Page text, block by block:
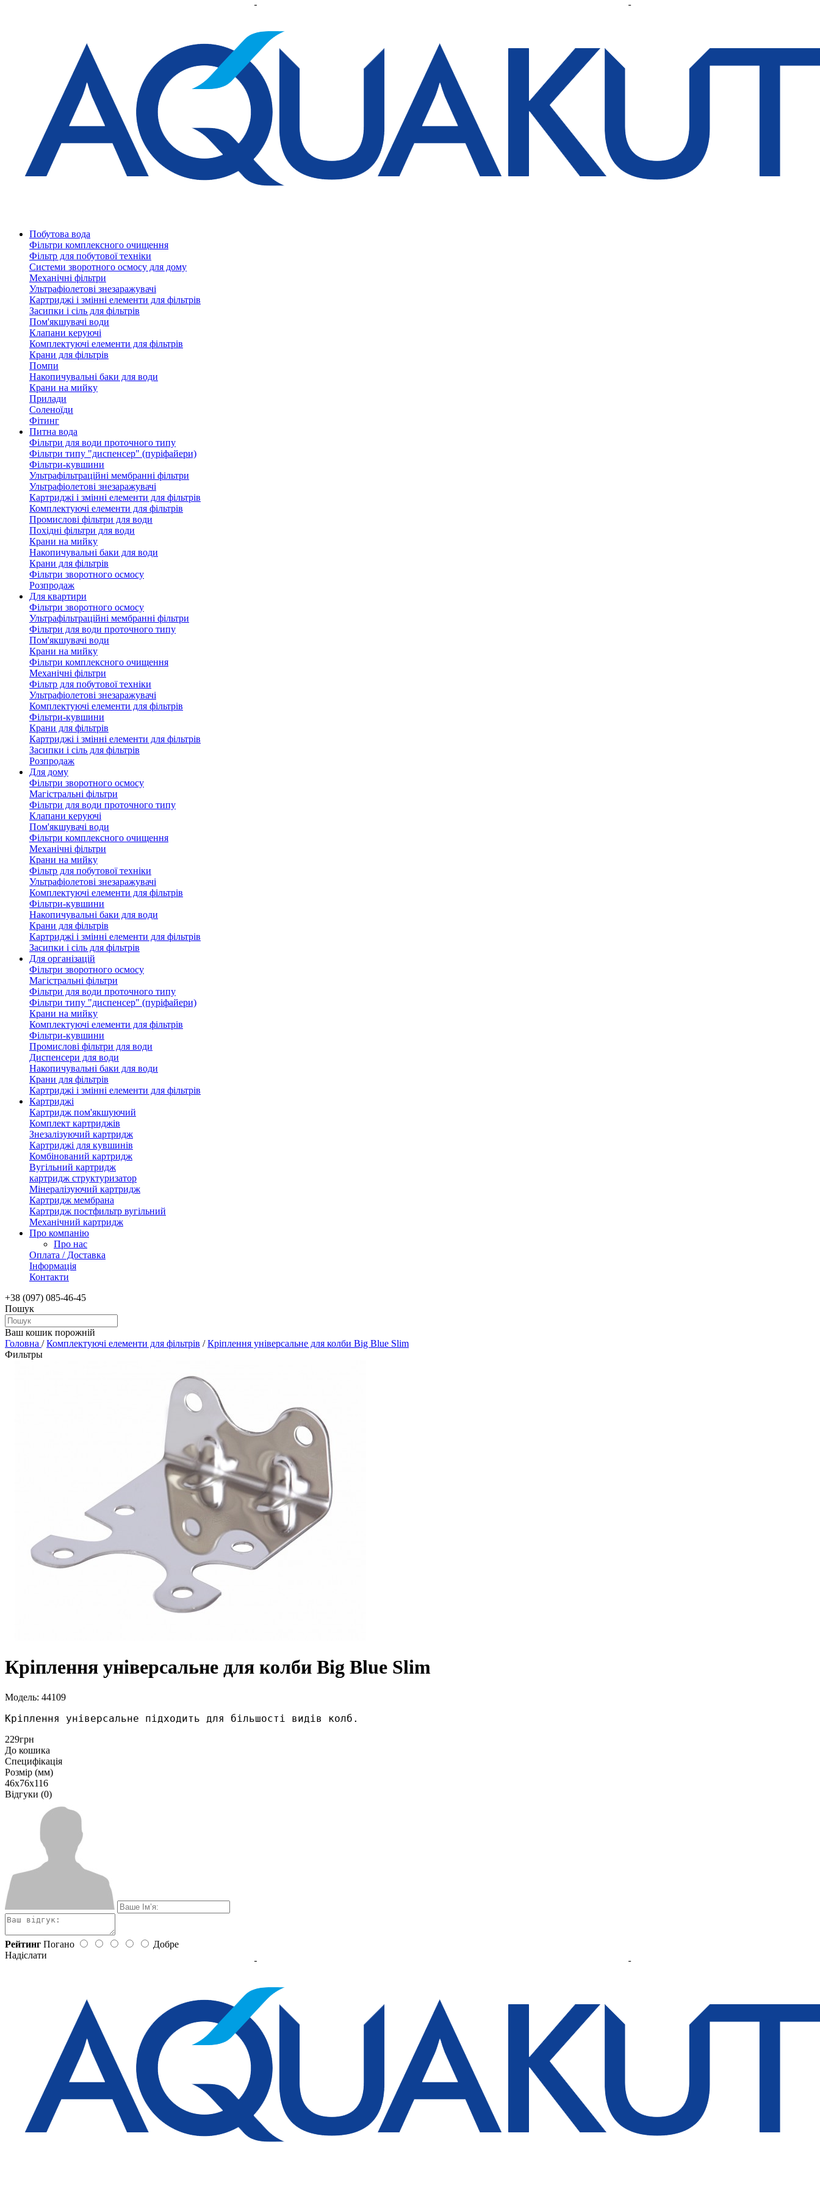
Побутова вода
Фільтри комплексного очищення
Фільтр для побутової техніки
Системи зворотного осмосу для дому
Механічні фільтри
Ультрафіолетові знезаражувачі
Картриджі і змінні елементи для фільтрів
Засипки і сіль для фільтрів
Пом'якшувачі води
Клапани керуючі
Комплектуючі елементи для фільтрів
Крани для фільтрів
Помпи
Накопичувальні баки для води
Крани на мийку
Прилади
Соленоїди
Фітинг
Питна вода
Фільтри для води проточного типу
Фільтри типу "диспенсер" (пуріфайери)
Фільтри-кувшини
Ультрафільтраційні мембранні фільтри
Ультрафіолетові знезаражувачі
Картриджі і змінні елементи для фільтрів
Комплектуючі елементи для фільтрів
Промислові фільтри для води
Похідні фільтри для води
Крани на мийку
Накопичувальні баки для води
Крани для фільтрів
Фільтри зворотного осмосу
Розпродаж
Для квартири
Фільтри зворотного осмосу
Ультрафільтраційні мембранні фільтри
Фільтри для води проточного типу
Пом'якшувачі води
Крани на мийку
Фільтри комплексного очищення
Механічні фільтри
Фільтр для побутової техніки
Ультрафіолетові знезаражувачі
Комплектуючі елементи для фільтрів
Фільтри-кувшини
Крани для фільтрів
Картриджі і змінні елементи для фільтрів
Засипки і сіль для фільтрів
Розпродаж
Для дому
Фільтри зворотного осмосу
Магістральні фільтри
Фільтри для води проточного типу
Клапани керуючі
Пом'якшувачі води
Фільтри комплексного очищення
Механічні фільтри
Крани на мийку
Фільтр для побутової техніки
Ультрафіолетові знезаражувачі
Комплектуючі елементи для фільтрів
Фільтри-кувшини
Накопичувальні баки для води
Крани для фільтрів
Картриджі і змінні елементи для фільтрів
Засипки і сіль для фільтрів
Для організацій
Фільтри зворотного осмосу
Магістральні фільтри
Фільтри для води проточного типу
Фільтри типу "диспенсер" (пуріфайери)
Крани на мийку
Комплектуючі елементи для фільтрів
Фільтри-кувшини
Промислові фільтри для води
Диспенсери для води
Накопичувальні баки для води
Крани для фільтрів
Картриджі і змінні елементи для фільтрів
Картриджі
Картридж пом'якшуючий
Комплект картриджів
Знезалізуючий картридж
Картриджі для кувшинів
Комбінований картридж
Вугільний картридж
картридж структуризатор
Мінералізуючий картридж
Картридж мембрана
Картридж постфильтр вугільний
Механічний картридж
Про компанію
Про нас
Оплата / Доставка
Інформація
Контакти
+38 (097) 085-46-45
Пошук
Ваш кошик порожній
Головна /Комплектуючі елементи для фільтрів /Кріплення універсальне для колби Big Blue Slim
Фильтры
Кріплення універсальне для колби Big Blue Slim
Модель: 44109
Кріплення універсальне підходить для більшості видів колб.
229грн
До кошика
Специфікація
Розмір (мм)
46х76х116
Відгуки (0)
Рейтинг Погано
Добре
Надіслати